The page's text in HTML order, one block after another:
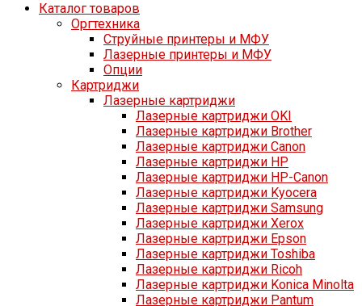
Каталог товаров
Оргтехника
Струйные принтеры и МФУ
Лазерные принтеры и МФУ
Опции
Картриджи
Лазерные картриджи
Лазерные картриджи OKI
Лазерные картриджи Brother
Лазерные картриджи Canon
Лазерные картриджи HP
Лазерные картриджи HP-Canon
Лазерные картриджи Kyocera
Лазерные картриджи Samsung
Лазерные картриджи Xerox
Лазерные картриджи Epson
Лазерные картриджи Toshiba
Лазерные картриджи Ricoh
Лазерные картриджи Konica Minolta
Лазерные картриджи Pantum